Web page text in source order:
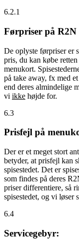
6.2.1
Førpriser på R2N
De oplyste førpriser er
pris, du kan købe
menukort.
på take away, fx med
end deres almindelige
vi ikke højde for.
6.3
Prisfejl på
Der er et meget stort
betyder, at prisfejl kan
spisestedet. Det er
som findes på deres
priser differentiere, så
spisestedet, og vi løser
6.4
Servicegebyr: